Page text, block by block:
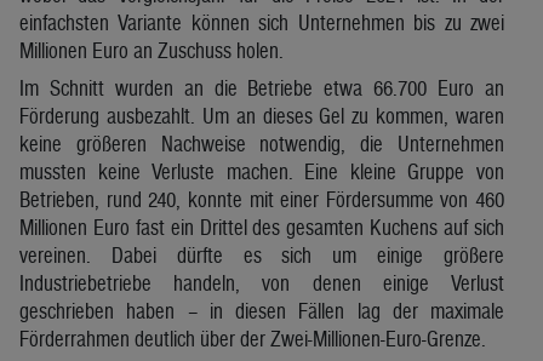
einfachsten Variante können sich Unternehmen bis zu zwei
Millionen Euro an Zuschuss holen.
Im Schnitt wurden an die Betriebe etwa 66.700 Euro an
Förderung ausbezahlt. Um an dieses Gel zu kommen, waren
keine größeren Nachweise notwendig, die Unternehmen
mussten keine Verluste machen. Eine kleine Gruppe von
Betrieben, rund 240, konnte mit einer Fördersumme von 460
Millionen Euro fast ein Drittel des gesamten Kuchens auf sich
vereinen. Dabei dürfte es sich um einige größere
Industriebetriebe handeln, von denen einige Verlust
geschrieben haben – in diesen Fällen lag der maximale
Förderrahmen deutlich über der Zwei-Millionen-Euro-Grenze.